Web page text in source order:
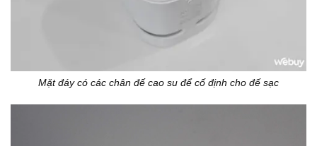
Mặt đáy có các chân đế cao su để cố định cho đế sạc